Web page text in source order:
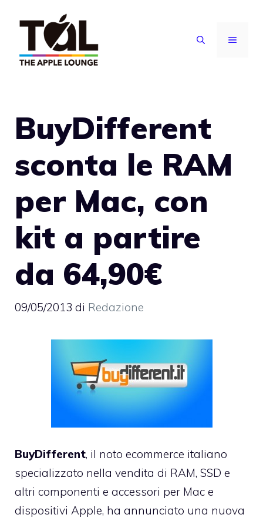
contenuto
MENU
BuyDifferent
sconta le RAM
per Mac, con
kit a partire
da 64,90€
09/05/2013 di Redazione
BuyDifferent, il noto ecommerce italiano
specializzato nella vendita di RAM, SSD e
altri componenti e accessori per Mac e
dispositivi Apple, ha annunciato una nuova